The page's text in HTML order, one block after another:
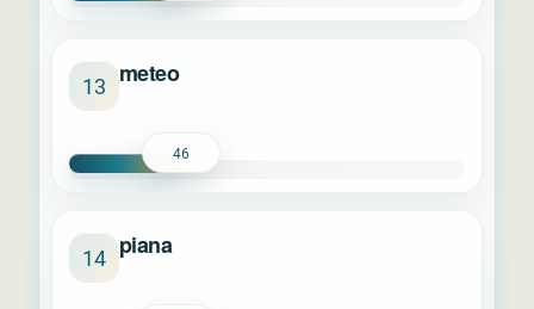
13 meteo
46
14 piana